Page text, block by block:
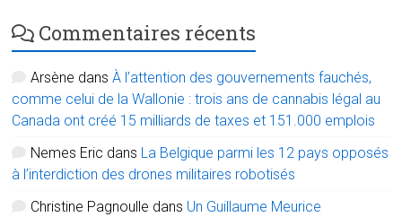
Commentaires récents
Arsène dansÀ l’attention des gouvernements fauchés,
comme celui de la Wallonie : trois ans de cannabis légal au
Canada ont créé 15 milliards de taxes et 151.000 emplois
Nemes Eric dans La Belgique parmi les 12 pays opposés
à l’interdiction des drones militaires robotisés
Christine Pagnoulle dans Un Guillaume Meurice